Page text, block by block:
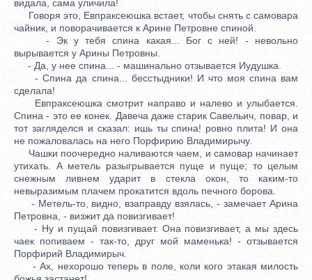
видала, сама уличила!
Говоря это, Евпраксеюшка встает, чтобы снять с самовара
чайник, и поворачивается к Арине Петровне спиной.
- Эк у тебя спина какая... Бог с ней! - невольно
вырывается у Арины Петровны.
- Да, у нее спина... - машинально отзывается Иудушка.
- Спина да спина... бесстыдники! И что моя спина вам
сделала!
Евпраксеюшка смотрит направо и налево и улыбается.
Спина - это ее конек. Давеча даже старик Савельич, повар, и
тот загляделся и сказал: ишь ты спина! ровно плита! И она
не пожаловалась на него Порфирию Владимирычу.
Чашки поочередно наливаются чаем, и самовар начинает
утихать. А метель разыгрывается пуще и пуще; то целым
снежным ливнем ударит в стекла окон, то каким-то
невыразимым плачем прокатится вдоль печного борова.
- Метель-то, видно, взаправду взялась, - замечает Арина
Петровна, - визжит да повизгивает!
- Ну и пущай повизгивает. Она повизгивает, а мы здесь
чаек попиваем - так-то, друг мой маменька! - отзывается
Порфирий Владимирыч.
- Ах, нехорошо теперь в поле, коли кого этакая милость